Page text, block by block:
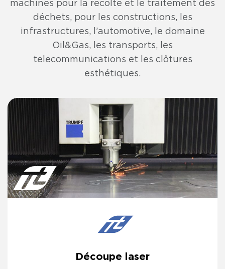
machines pour la recolte et le traitement des
déchets, pour les constructions, les
infrastructures, l’automotive, le domaine
Oil&Gas, les transports, les
telecommunications et les clôtures
esthétiques.
Découpe laser